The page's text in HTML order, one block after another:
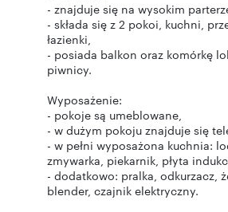
- znajduje się na wysokim
- składa się z 2 pokoi, kuchni,
łazienki,
- posiada balkon oraz komórkę
piwnicy.
Wyposażenie:
- pokoje są umeblowane,
- w dużym pokoju znajduje się
- w pełni wyposażona kuchnia:
zmywarka, piekarnik, płyta
- dodatkowo: pralka, odkurzacz,
blender, czajnik elektryczny.